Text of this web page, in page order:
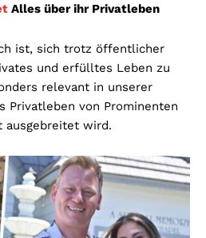
Alles über ihr Privatleben
ist, sich trotz öffentlicher
und erfülltes Leben zu
relevant in unserer
Privatleben von Prominenten
wird.